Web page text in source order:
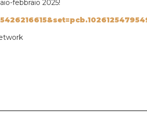
febbraio 2025!